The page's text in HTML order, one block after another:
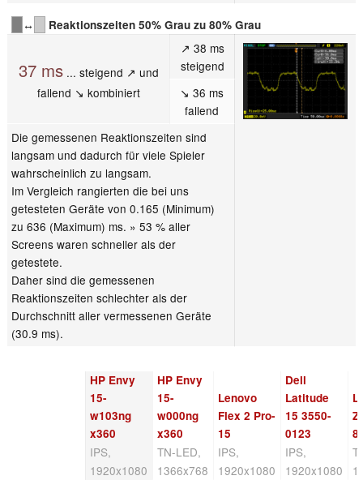
↔ Reaktionszeiten 50% Grau zu 80% Grau
37 ms... steigend ↗ und
fallend ↘ kombiniert
↗ 38 ms
steigend
↘ 36 ms
fallend
Die gemessenen Reaktionszeiten sind
langsam und dadurch für viele Spieler
wahrscheinlich zu langsam.
Im Vergleich rangierten die bei uns
getesteten Geräte von 0.165 (Minimum)
zu 636 (Maximum) ms. » 53 % aller
Screens waren schneller als der
getestete.
Daher sind die gemessenen
Reaktionszeiten schlechter als der
Durchschnitt aller vermessenen Geräte
(30.9 ms).
HP Envy
15-
w103ng
x360
IPS,
1920x1080
HP Envy
15-
w000ng
x360
TN-LED,
1366x768
Lenovo
Flex 2 Pro-
15
IPS,
1920x1080
Dell
Latitude
15 3550-
0123
IPS,
1920x1080